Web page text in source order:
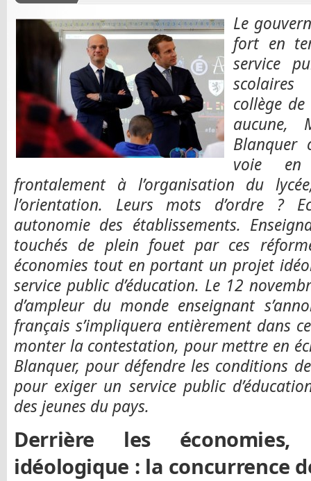
Le
fort en
service
collège
aucune,
Blanquer
voie en
frontalement à l’organisation du
l’orientation. Leurs mots d’ordre ?
autonomie des établissements.
touchés de plein fouet par ces
économies tout en portant un projet
service public d’éducation. Le 12
d’ampleur du monde enseignant
français s’impliquera entièrement dans
monter la contestation, pour mettre en
Blanquer, pour défendre les conditions
pour exiger un service public
des jeunes du pays.
Derrière les
idéologique : la concurrence